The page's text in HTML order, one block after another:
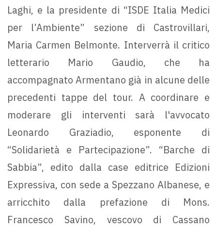
Laghi, e la presidente di “ISDE Italia Medici
per l’Ambiente” sezione di Castrovillari,
Maria Carmen Belmonte. Interverrà il critico
letterario Mario Gaudio, che ha
accompagnato Armentano già in alcune delle
precedenti tappe del tour. A coordinare e
moderare gli interventi sarà l'avvocato
Leonardo Graziadio, esponente di
“Solidarietà e Partecipazione”. “Barche di
Sabbia”, edito dalla case editrice Edizioni
Expressiva, con sede a Spezzano Albanese, e
arricchito dalla prefazione di Mons.
Francesco Savino, vescovo di Cassano